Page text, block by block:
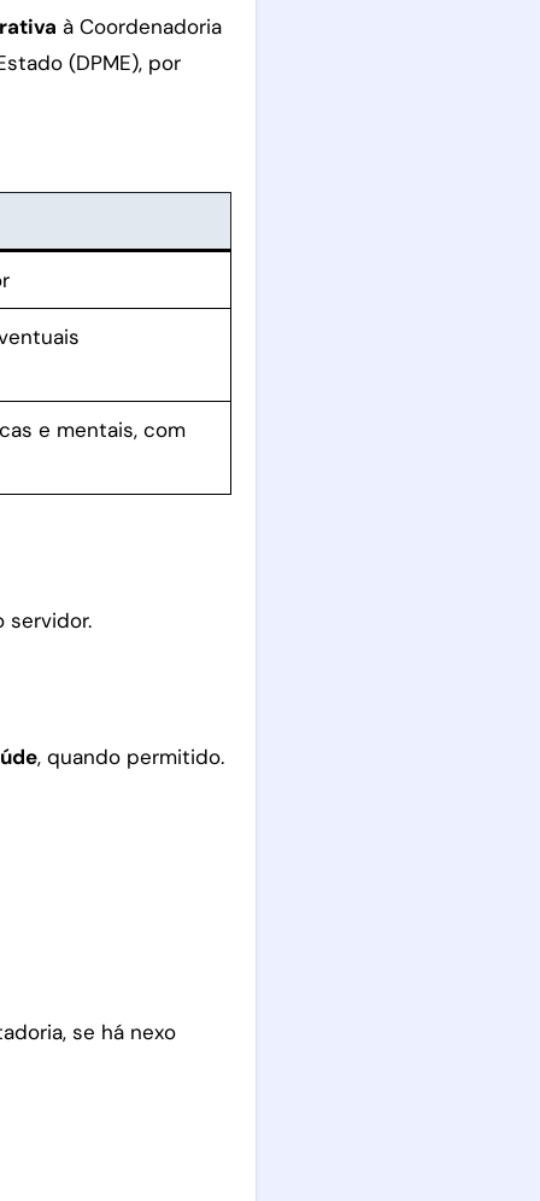
à Coordenadoria
(DPME), por
e mentais, com
servidor.
, quando permitido.
se há nexo